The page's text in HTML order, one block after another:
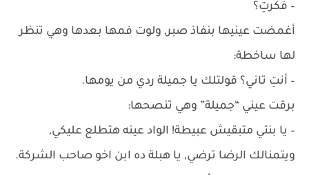
– فكرتِ؟
أغمضت عينيها بنفاذ صبر, ولوت فمها بعدها وهي تنظر
لها ساخطة:
– أنتِ تاني؟ قولتلك يا جميلة ردي من يومها.
برقت عيني “جميلة” وهي تنصحها:
– يا بنتي متبقيش عبيطة! الواد عينه هتطلع عليكي,
ويتمنالك الرضا ترضي, يا هبلة ده ابن اخو صاحب الشركة.